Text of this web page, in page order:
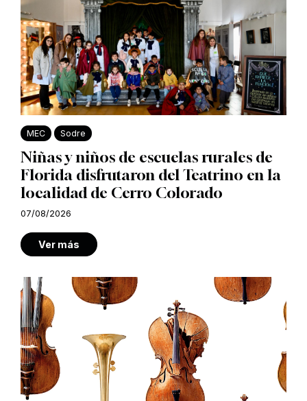
MEC Sodre
Niñas y niños de escuelas rurales de
Florida disfrutaron del Teatrino en la
localidad de Cerro Colorado
07/08/2026
Ver más